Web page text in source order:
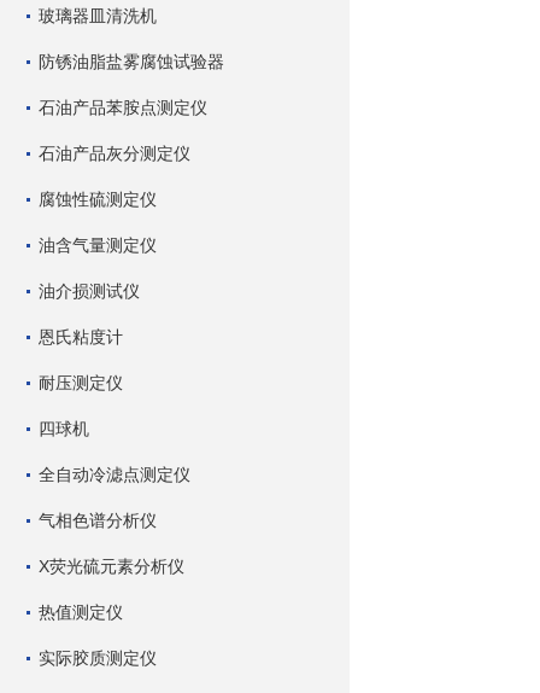
玻璃器皿清洗机
防锈油脂盐雾腐蚀试验器
石油产品苯胺点测定仪
石油产品灰分测定仪
腐蚀性硫测定仪
油含气量测定仪
油介损测试仪
恩氏粘度计
耐压测定仪
四球机
全自动冷滤点测定仪
气相色谱分析仪
X荧光硫元素分析仪
热值测定仪
实际胶质测定仪